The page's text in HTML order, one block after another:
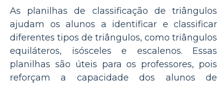
As planilhas de classificação de triângulos
ajudam os alunos a identificar e classificar
diferentes tipos de triângulos, como triângulos
equiláteros, isósceles e escalenos. Essas
planilhas são úteis para os professores, pois
reforçam a capacidade dos alunos de